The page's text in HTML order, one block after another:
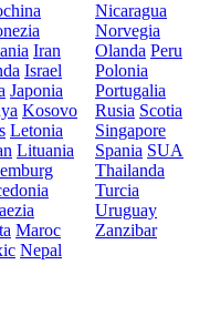
Iran
Israel
Japonia
Kosovo
Letonia
Lituania
Maroc
Nepal
Nicaragua
Norvegia
Olanda Peru
Polonia
Portugalia
Rusia Scotia
Singapore
Spania SUA
Thailanda
Turcia
Uruguay
Zanzibar